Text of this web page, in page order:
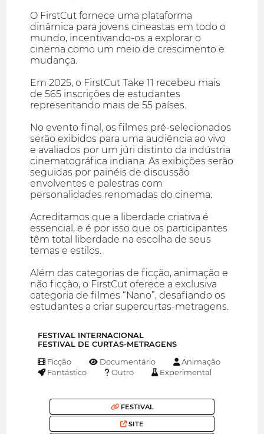
O FirstCut fornece uma plataforma
dinâmica para jovens cineastas em todo o
mundo, incentivando-os a explorar o
cinema como um meio de crescimento e
mudança.
Em 2025, o FirstCut Take 11 recebeu mais
de 565 inscrições de estudantes
representando mais de 55 países.
No evento final, os filmes pré-selecionados
serão exibidos para uma audiência ao vivo
e avaliados por um júri distinto da indústria
cinematográfica indiana. As exibições serão
seguidas por painéis de discussão
envolventes e palestras com
personalidades renomadas do cinema.
Acreditamos que a liberdade criativa é
essencial, e é por isso que os participantes
têm total liberdade na escolha de seus
temas e estilos.
Além das categorias de ficção, animação e
não ficção, o FirstCut oferece a exclusiva
categoria de filmes “Nano”, desafiando os
estudantes a criar supercurtas-metragens.
FESTIVAL INTERNACIONAL
FESTIVAL DE CURTAS-METRAGENS
Ficção Documentário
Animação
Fantástico
Outro Experimental
FESTIVAL
SITE